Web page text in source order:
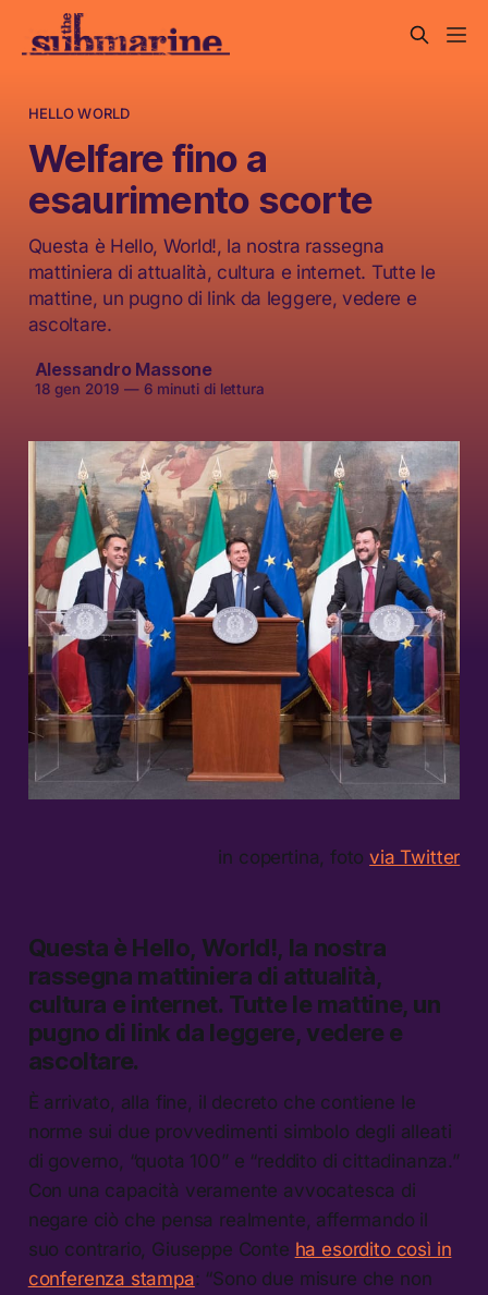
HELLO WORLD
Welfare fino a
esaurimento scorte
Questa è Hello, World!, la nostra rassegna
mattiniera di attualità, cultura e internet. Tutte le
mattine, un pugno di link da leggere, vedere e
ascoltare.
Alessandro Massone
18 gen 2019 —6 minuti di lettura
in copertina, fotovia Twitter
Questa è Hello, World!, la nostra
rassegna mattiniera di attualità,
cultura e internet. Tutte le mattine, un
pugno di link da leggere, vedere e
ascoltare.
È arrivato, alla fine, il decreto che contiene le
norme sui due provvedimenti simbolo degli alleati
di governo, “quota 100” e “reddito di cittadinanza.”
Con una capacità veramente avvocatesca di
negare ciò che pensa realmente, affermando il
suo contrario, Giuseppe Conte ha esordito così in
conferenza stampa: “Sono due misure che non